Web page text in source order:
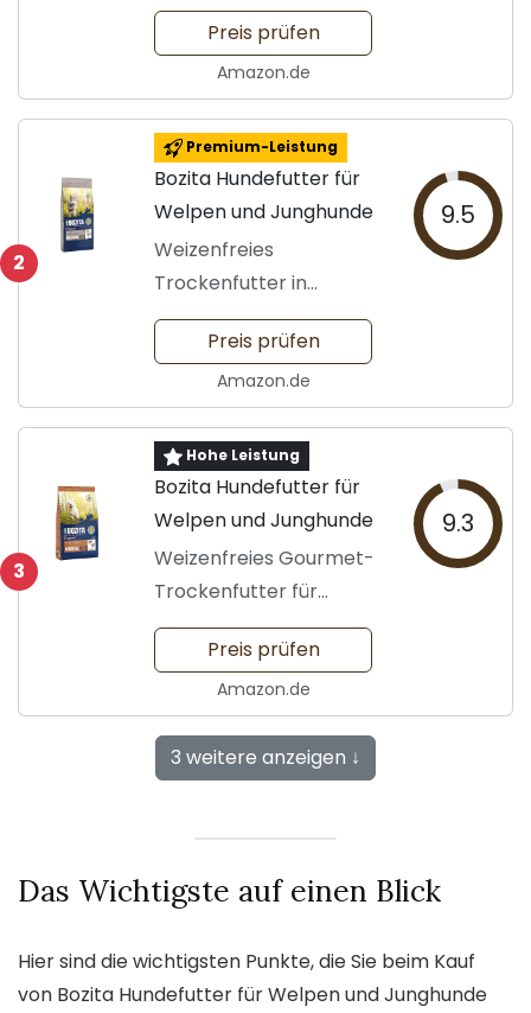
Preis prüfen
Amazon.de
2
Premium-Leistung
Bozita Hundefutter für
Welpen und Junghunde
Weizenfreies
Trockenfutter in
Premiumqualität
9.5
Preis prüfen
Amazon.de
3
Hohe Leistung
Bozita Hundefutter für
Welpen und Junghunde
Weizenfreies Gourmet-
Trockenfutter für
Healthy Growth
9.3
Preis prüfen
Amazon.de
3 weitere anzeigen ↓
Das Wichtigste auf einen Blick
Hier sind die wichtigsten Punkte, die Sie beim Kauf
von Bozita Hundefutter für Welpen und Junghunde